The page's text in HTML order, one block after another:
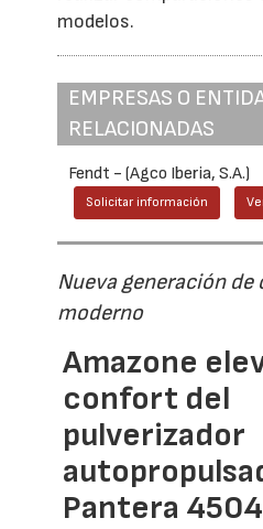
modelos.
EMPRESAS O
RELACIONADAS
Fendt - (Agco Iberia, S.A.)
Solicitar información
Nueva generación de
moderno
Amazone
confort del
pulverizador
Pantera 4504